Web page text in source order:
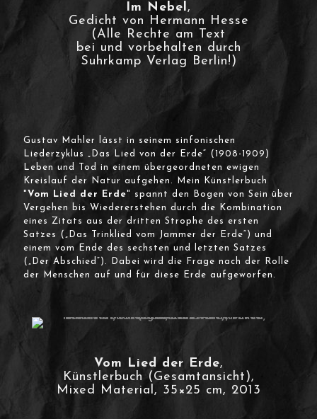
Im Nebel,
Gedicht von Hermann Hesse
(Alle Rechte am Text
bei und vorbehalten durch
Suhrkamp Verlag Berlin!)
Gustav Mahler lässt in seinem sinfonischen
Liederzyklus „Das Lied von der Erde“ (1908-1909)
Leben und Tod in einem übergeordneten ewigen
Kreislauf der Natur aufgehen. Mein Künstlerbuch
" Vom Lied der Erde" spannt den Bogen von Sein über
Vergehen bis Wiedererstehen durch die Kombination
eines Zitats aus der dritten Strophe des ersten
Satzes („Das Trinklied vom Jammer der Erde“) und
einem vom Ende des sechsten und letzten Satzes
(„Der Abschied“). Dabei wird die Frage nach der Rolle
der Menschen auf und für diese Erde aufgeworfen.
Vom Lied der Erde,
Künstlerbuch (Gesamtansicht),
Mixed Material, 35×25 cm, 2013